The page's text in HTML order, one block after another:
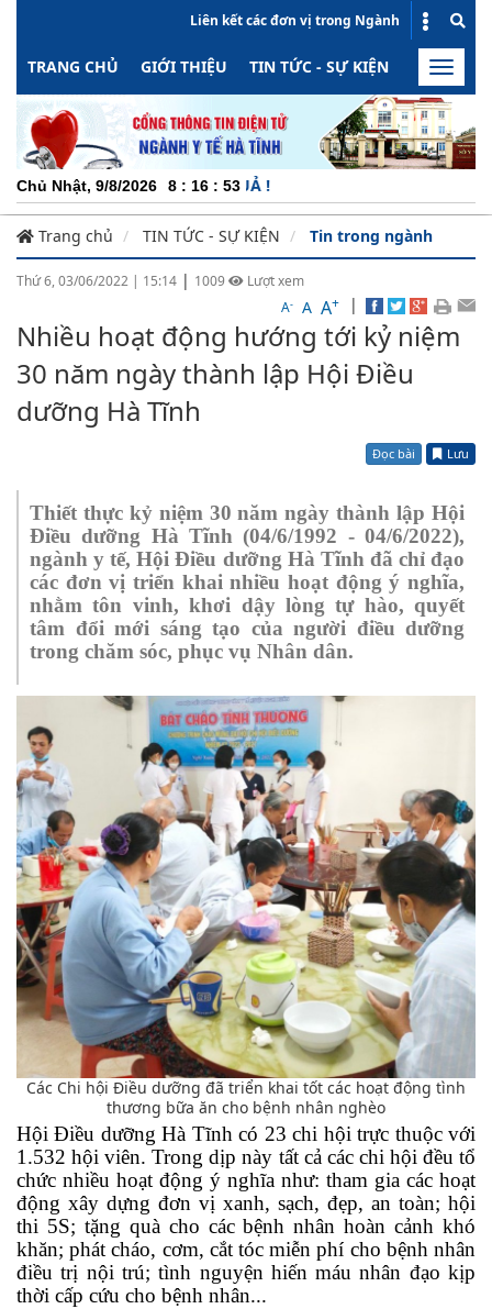
Liên kết các đơn vị trong Ngành
TRANG CHỦ GIỚI THIỆU TIN TỨC - SỰ KIỆN HOẠT
Toggle
Chủ Nhật, 9/8/2026 8 : 16 : 53
Trang chủ TIN TỨC - SỰ KIỆN Tin trong ngành
Thứ 6, 03/06/2022 | 15:14 | 1009
Lượt xem
A- A A+ |
Nhiều hoạt động hướng tới kỷ niệm
30 năm ngày thành lập Hội Điều
dưỡng Hà Tĩnh
Đọc bài Lưu
Thiết thực kỷ niệm 30 năm ngày thành lập Hội
Điều dưỡng Hà Tĩnh (04/6/1992 - 04/6/2022),
ngành y tế, Hội Điều dưỡng Hà Tĩnh đã chỉ đạo
các đơn vị triển khai nhiều hoạt động ý nghĩa,
nhằm tôn vinh, khơi dậy lòng tự hào, quyết
tâm đổi mới sáng tạo của người điều dưỡng
trong chăm sóc, phục vụ Nhân dân.
Các Chi hội Điều dưỡng đã triển khai tốt các hoạt động tình
thương bữa ăn cho bệnh nhân nghèo
Hội Điều dưỡng Hà Tĩnh có 23chi hội trực thuộc với
1 .532 hội viên.Trong dịp này tất cả các chi hội đều tổ
chức nhiều hoạt động ý nghĩa như: tham gia các hoạt
động xây dựng đơn vị xanh, sạch, đẹp, an toàn; hội
thi 5S; tặng quà cho các bệnh nhân hoàn cảnh khó
khăn; phát cháo, cơm, cắt tóc miễn phí cho bệnh nhân
điều trị nội trú; tình nguyện hiến máu nhân đạo kịp
thời cấp cứu cho bệnh nhân...